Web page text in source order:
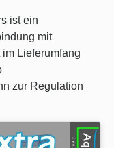
ist ein
mit
Lieferumfang
zur Regulation